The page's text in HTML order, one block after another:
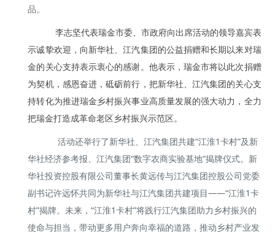
品。
李志坚代表瑞金市委、市政府向出席活动的领导嘉宾表
示诚挚欢迎，向新华社、江汽集团的公益捐赠和长期以来对瑞
金的关心支持表示衷心的感谢。他表示，瑞金市将以此次捐赠
为契机，感恩奋进，砥砺前行，把新华社、江汽集团的关心支
持转化为推进瑞金乡村振兴事业高质量发展的强大动力，全力
把瑞金打造成革命老区乡村振兴示范区。
活动还举行了新华社、江汽集团共建“江淮1卡村”及新
华社经济参考报、江汽集团“数字农商实验基地”揭牌仪式。新
华社投资控股有限公司董事长黄远传与江汽集团控股公司党委
副书记许远怀共同为新华社与江汽集团共建项目——“江淮1卡
村”揭牌。未来，“江淮1卡村”将践行江汽集团助力乡村振兴的
使命与担当，带动更多用户奔向幸福的道路，推动乡村产业发